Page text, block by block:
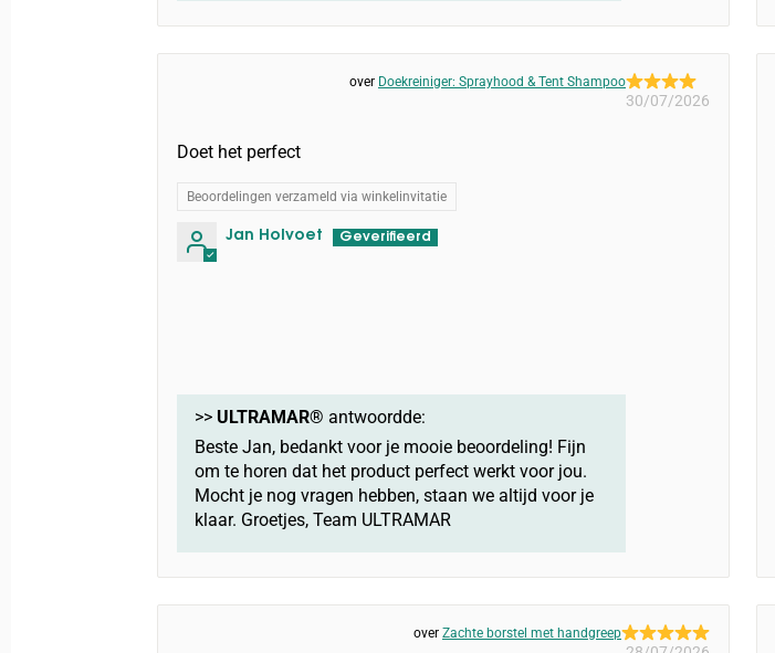
Doekreiniger: Sprayhood & Tent Shampoo
30/07/2026
Jan Holvoet
Doet het perfect
Beoordelingen verzameld via winkelinvitatie
>> ULTRAMAR® antwoordde:
Beste Jan, bedankt voor je mooie beoordeling! Fijn
om te horen dat het product perfect werkt voor jou.
Mocht je nog vragen hebben, staan we altijd voor je
klaar. Groetjes, Team ULTRAMAR
Zachte borstel met handgreep